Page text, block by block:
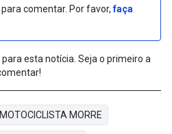
comentar. Por favor,faça
esta notícia. Seja o primeiro a
MOTOCICLISTA MORRE